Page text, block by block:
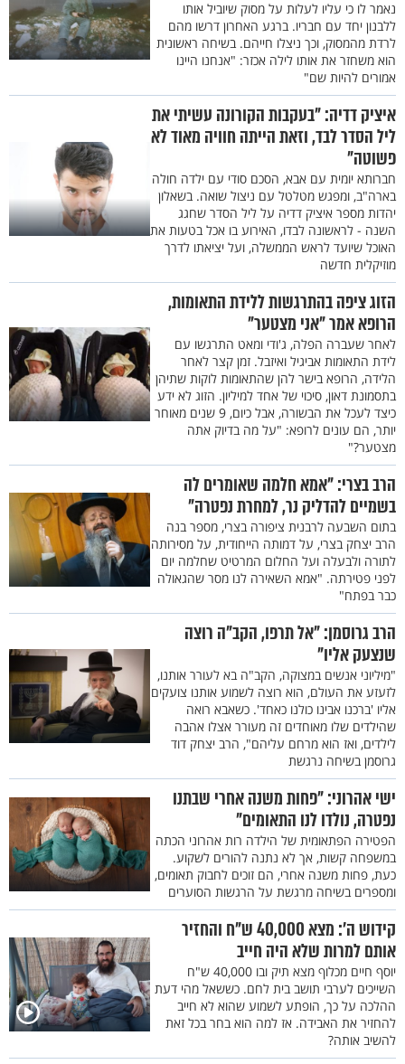
נאמר לו כי עליו לעלות על מסוק שיוביל אותו
ללבנון יחד עם חבריו. ברגע האחרון דרשו מהם
לרדת מהמסוק, וכך ניצלו חייהם. בשיחה ראשונית
הוא משחזר את אותו לילה אכזר: "אנחנו היינו
אמורים להיות שם"
איציק דדיה: "בעקבות הקורונה עשיתי את
ליל הסדר לבד, וזאת הייתה חוויה מאוד לא
פשוטה"
חברותא יומית עם אבא, הסכם סודי עם ילדה חולה
בארה"ב, ומפגש מטלטל עם ניצול שואה. בשאלון
יהדות מספר איציק דדיה על ליל הסדר שחגג
השנה - לראשונה לבדו, האירוע בו אכל בטעות את
האוכל שיועד לראש הממשלה, ועל יציאתו לדרך
מוזיקלית חדשה
הזוג ציפה בהתרגשות ללידת התאומות,
הרופא אמר "אני מצטער"
לאחר שעברה הפלה, ג'ודי ומאט התרגשו עם
לידת התאומות אביגיל ואיזבל. זמן קצר לאחר
הלידה, הרופא בישר להן שהתאומות לוקות שתיהן
בתסמונת דאון, סיכוי של אחד למיליון. הזוג לא ידע
כיצד לעכל את הבשורה, אבל כיום, 9 שנים מאוחר
יותר, הם עונים לרופא: "על מה בדיוק אתה
מצטער?"
הרב בצרי: "אמא חלמה שאומרים לה
בשמיים להדליק נר, למחרת נפטרה"
בתום השבעה לרבנית ציפורה בצרי, מספר בנה
הרב יצחק בצרי, על דמותה הייחודית, על מסירותה
לתורה ולבעלה ועל החלום המרטיט שחלמה יום
לפני פטירתה. "אמא השאירה לנו מסר שהגאולה
כבר בפתח"
הרב גרוסמן: "אל תרפו, הקב"ה רוצה
שנצעק אליו"
"מיליוני אנשים במצוקה, הקב"ה בא לעורר אותנו,
לזעזע את העולם, הוא רוצה לשמוע אותנו צועקים
אליו 'ברכנו אבינו כולנו כאחד'. כשאבא רואה
שהילדים שלו מאוחדים זה מעורר אצלו אהבה
לילדים, ואז הוא מרחם עליהם", הרב יצחק דוד
גרוסמן בשיחה נרגשת
ישי אהרוני: "פחות משנה אחרי שבתנו
נפטרה, נולדו לנו התאומים"
הפטירה הפתאומית של הילדה רות אהרוני הכתה
במשפחה קשות, אך לא נתנה להורים לשקוע.
כעת, פחות משנה אחרי, הם זוכים לחבוק תאומים,
ומספרים בשיחה מרגשת על הרגשות הסוערים
קידוש ה’: מצא 40,000 ש"ח והחזיר
אותם למרות שלא היה חייב
יוסף חיים מכלוף מצא תיק ובו 40,000 ש"ח
השייכים לערבי תושב בית לחם. כששאל מהי דעת
ההלכה על כך, הופתע לשמוע שהוא לא חייב
להחזיר את האבידה. אז למה הוא בחר בכל זאת
להשיב אותה?